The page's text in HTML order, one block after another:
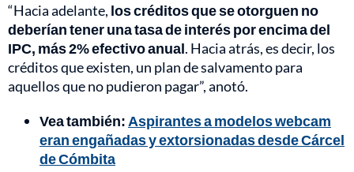
“Hacia adelante, los créditos que se otorguen no
deberían tener una tasa de interés por encima del
IPC, más 2% efectivo anual. Hacia atrás, es decir, los
créditos que existen, un plan de salvamento para
aquellos que no pudieron pagar”, anotó.
Vea también: Aspirantes a modelos webcam
eran engañadas y extorsionadas desde Cárcel
de Cómbita